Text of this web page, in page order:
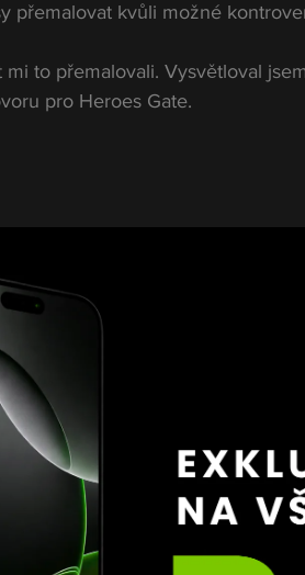
přemalovat kvůli možné
mi to přemalovali. Vysvětloval
pro Heroes Gate.